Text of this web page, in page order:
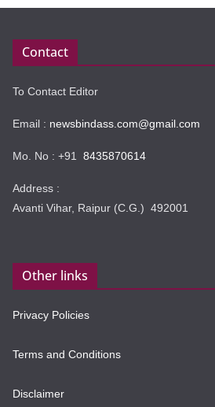
Contact
To Contact Editor
Email : newsbindass.com@gmail.com
Mo. No : +91 8435870614
Address :
Avanti Vihar, Raipur (C.G.) 492001
Other links
Privacy Policies
Terms and Conditions
Disclaimer